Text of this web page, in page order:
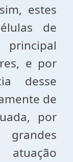
estes
de
e por
desse
de
por